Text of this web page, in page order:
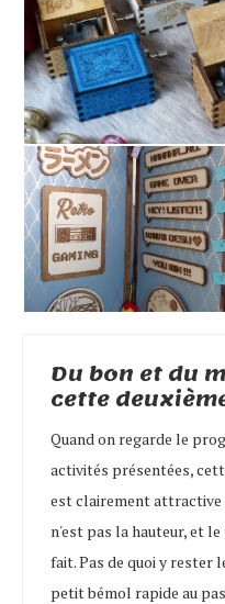
Du bon et du
cette
Quand on regarde le
activités présentées,
est clairement attractive
n'est pas la hauteur, et
fait. Pas de quoi y rester
petit bémol rapide au